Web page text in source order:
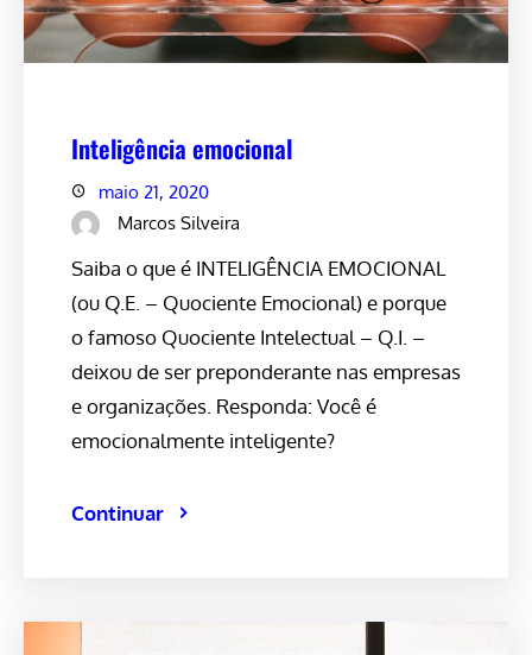
Inteligência emocional
maio 21, 2020
Marcos Silveira
Saiba o que é INTELIGÊNCIA EMOCIONAL
(ou Q.E. – Quociente Emocional) e porque
o famoso Quociente Intelectual – Q.I. –
deixou de ser preponderante nas empresas
e organizações. Responda: Você é
emocionalmente inteligente?
Continuar